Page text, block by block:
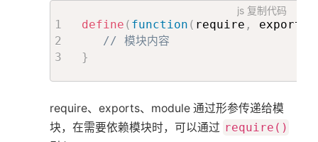
js 复制代码
define ( function ( require , exports
// 模块内容
}
require、exports、module 通过形参传递给模
块，在需要依赖模块时，可以通过 require()